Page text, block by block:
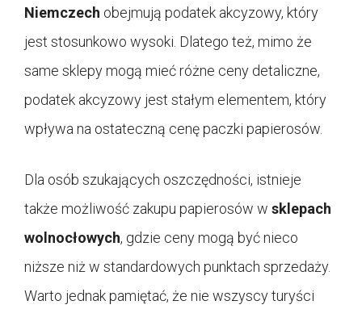
Niemczech obejmują podatek akcyzowy, który
jest stosunkowo wysoki. Dlatego też, mimo że
same sklepy mogą mieć różne ceny detaliczne,
podatek akcyzowy jest stałym elementem, który
wpływa na ostateczną cenę paczki papierosów.
Dla osób szukających oszczędności, istnieje
także możliwość zakupu papierosów w sklepach
wolnocłowych, gdzie ceny mogą być nieco
niższe niż w standardowych punktach sprzedaży.
Warto jednak pamiętać, że nie wszyscy turyści